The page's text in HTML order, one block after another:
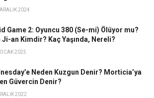
2024
Game 2: Oyuncu 380 (Se-mi) Ölüyor mu?
Ji-an Kimdir? Kaç Yaşında, Nereli?
2025
Neden Kuzgun Denir? Morticia’ya
Güvercin Denir?
2022